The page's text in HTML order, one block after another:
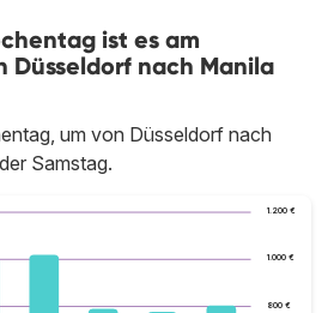
ist es am
Düsseldorf nach Manila
um von Düsseldorf nach
Samstag.
800 €
1.000 €
1.200 €